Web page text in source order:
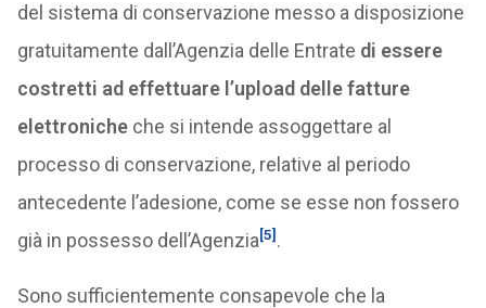
del sistema di conservazione messo a disposizione
gratuitamente dall’Agenzia delle Entrate di essere
costretti ad effettuare l’upload delle fatture
elettronicheche si intende assoggettare al
processo di conservazione, relative al periodo
antecedente l’adesione, come se esse non fossero
già in possesso dell’Agenzia[5] .
Sono sufficientemente consapevole che la